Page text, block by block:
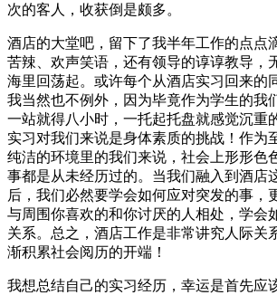
次的客人，收获倒是颇多。
酒店的大堂吧，留下了我半年工作的点点
苦辣、欢声笑语，还有领导的谆谆教导，
海里回荡起。或许每个从酒店实习回来的
我当然也不例外，因为毕竟作为学生的我
一站就得八小时，一托起托盘就感觉沉重
实习对我们来说是身体素质的挑战！作为
纯洁的环境里的我们来说，社会上形形色
事都是从未经历过的。当我们融入到酒店
后，我们必然要学会如何应对突发的事，
与周围你喜欢的和你讨厌的人相处，学会
关系。总之，酒店工作是非常讲究人际关
渐积累社会阅历的开端！
我想总结自己的实习经历，幸运是首先应